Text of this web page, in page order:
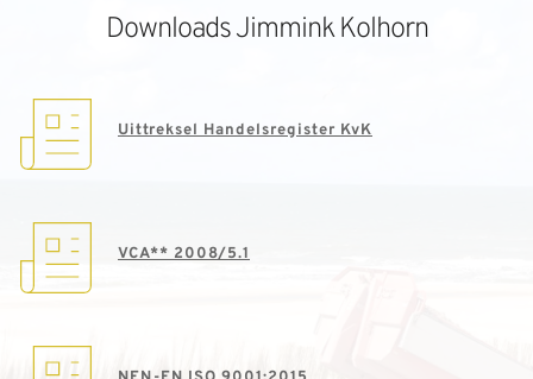
Downloads Jimmink Kolhorn
Uittreksel Handelsregister KvK
VCA** 2008/5.1